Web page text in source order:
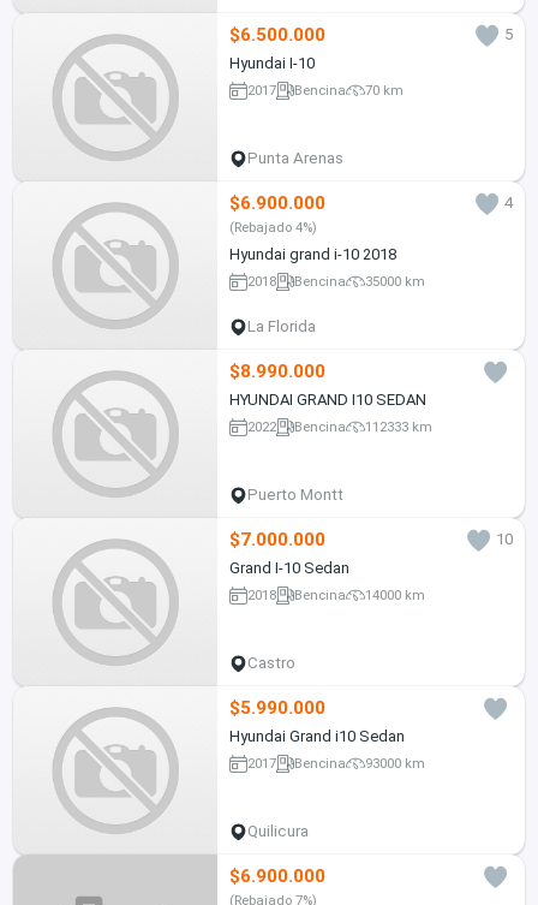
$6.500.000
5
Hyundai I-10
2017 Bencina 70 km
Punta Arenas
$6.900.000 4
(Rebajado 4%)
Hyundai grand i-10 2018
2018 Bencina 35000 km
La Florida
$8.990.000
HYUNDAI GRAND I10 SEDAN
2022 Bencina 112333 km
Puerto Montt
$7.000.000
10
Grand I-10 Sedan
2018 Bencina 14000 km
Castro
$5.990.000
Hyundai Grand i10 Sedan
2017 Bencina 93000 km
Quilicura
$6.900.000
(Rebajado 7%)